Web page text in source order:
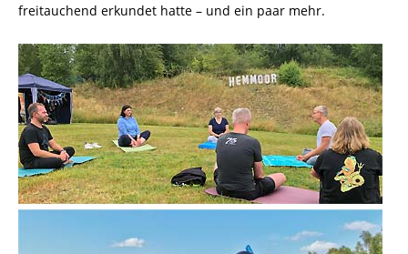
freitauchend erkundet hatte – und ein paar mehr.